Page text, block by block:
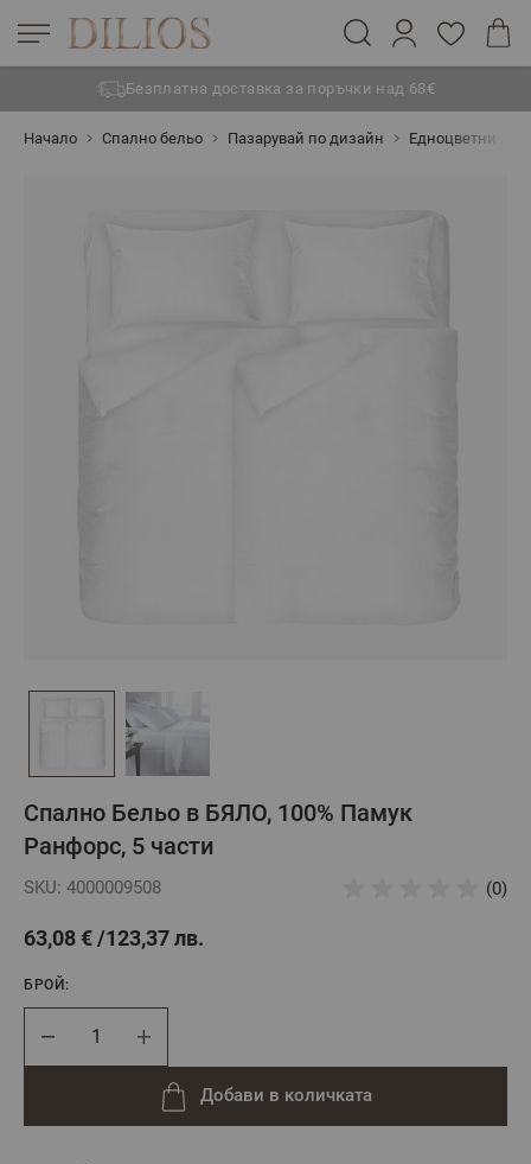
Безплатна доставка за поръчки над 68€
Начало Спално бельо Пазарувай по дизайн Едноцветни
Спално Бельо в БЯЛО, 100% Памук
Ранфорс, 5 части
SKU: 4000009508 (0)
63,08 € 123,37 лв.
БРОЙ:
Добави в количката